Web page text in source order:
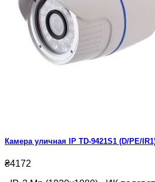
Камера уличная IP TD-9421S1 (D/PE/
₴4172